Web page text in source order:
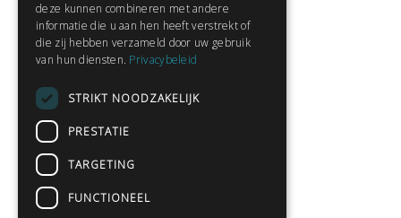
Snel naar:
Gratis aanmelden
Privacybeleid
Gedichten lezen
deze kunnen combineren met andere
informatie die u aan hen heeft verstrekt of
die zij hebben verzameld door uw gebruik
van hun diensten. Privacybeleid
STRIKT NOODZAKELIJK
PRESTATIE
TARGETING
FUNCTIONEEL